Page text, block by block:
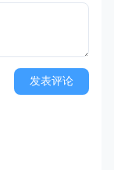
发表评论